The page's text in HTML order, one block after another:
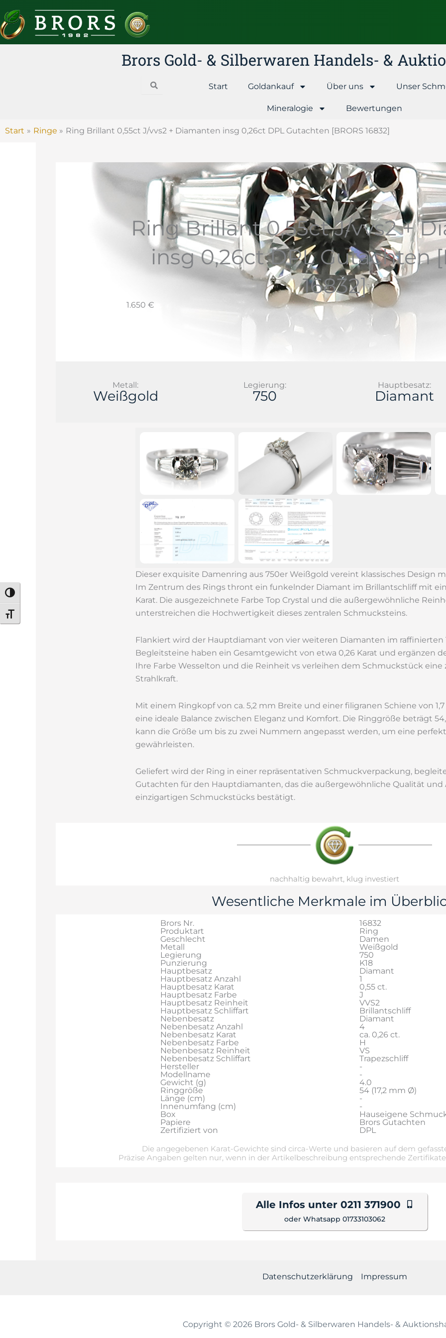
Umschalten auf hohe Kontraste
Schrift vergrößern
Inhalt
springen
Brors Gold- & Silberwaren Handels- &
Search
Start Goldankauf Über uns Unser
Mineralogie Bewertungen
Start Ringe Ring Brillant 0,55ct J/vvs2 + Diamanten insg 0,26ct DPL Gutachten [BRORS 16832]
Ring Brillant 0,55ct J/vvs2 +
insg 0,26ct DPL Gutachten
16832]
1.650 €
Metall:
Weißgold
Legierung:
750
Hauptbesatz:
Diamant
Dieser exquisite Damenring aus 750er Weißgold vereint klassisches Design
Im Zentrum des Rings thront ein funkelnder Diamant im Brillantschliff mit
Karat. Die ausgezeichnete Farbe Top Crystal und die außergewöhnliche
unterstreichen die Hochwertigkeit dieses zentralen Schmucksteins.
Flankiert wird der Hauptdiamant von vier weiteren Diamanten im raffinierten
Begleitsteine haben ein Gesamtgewicht von etwa 0,26 Karat und ergänzen
Ihre Farbe Wesselton und die Reinheit vs verleihen dem Schmuckstück eine
Strahlkraft.
Mit einem Ringkopf von ca. 5,2 mm Breite und einer filigranen Schiene von
eine ideale Balance zwischen Eleganz und Komfort. Die Ringgröße beträgt
kann die Größe um bis zu zwei Nummern angepasst werden, um eine
gewährleisten.
Geliefert wird der Ring in einer repräsentativen Schmuckverpackung,
Gutachten für den Hauptdiamanten, das die außergewöhnliche Qualität
einzigartigen Schmuckstücks bestätigt.
nachhaltig bewahrt, klug investiert
Wesentliche Merkmale im
Brors Nr.
16832
Produktart
Ring
Geschlecht
Damen
Metall
Weißgold
Legierung
750
Punzierung
K18
Hauptbesatz
Diamant
Hauptbesatz Anzahl
1
Hauptbesatz Karat
0,55 ct.
Hauptbesatz Farbe
J
Hauptbesatz Reinheit
VVS2
Hauptbesatz Schliffart
Brillantschliff
Nebenbesatz
Diamant
Nebenbesatz Anzahl
4
Nebenbesatz Karat
ca. 0,26 ct.
Nebenbesatz Farbe
H
Nebenbesatz Reinheit
VS
Nebenbesatz Schliffart
Trapezschliff
Hersteller
-
Modellname
-
Gewicht (g)
4.0
Ringgröße
54 (17,2 mm Ø)
Länge (cm)
-
Innenumfang (cm)
-
Box
Hauseigene
Papiere
Brors Gutachten
Zertifiziert von
DPL
Die angegebenen Karat-Gewichte sind circa-Werte und basieren auf dem
Präzise Angaben gelten nur, wenn in der Artikelbeschreibung entsprechende
Alle Infos unter 0211 371900
oder Whatsapp 01733103062
Datenschutzerklärung Impressum
Copyright © 2026 Brors Gold- & Silberwaren Handels- &